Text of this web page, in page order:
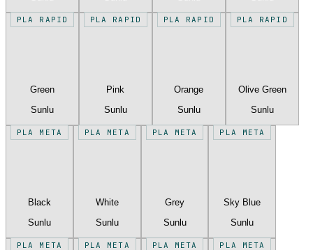
PLA RAPID
Green
Sunlu
PLA RAPID
Pink
Sunlu
PLA RAPID
Orange
Sunlu
PLA RAPID
Olive Green
Sunlu
PLA META
Black
Sunlu
PLA META
White
Sunlu
PLA META
Grey
Sunlu
PLA META
Sky Blue
Sunlu
PLA META PLA META PLA META PLA META